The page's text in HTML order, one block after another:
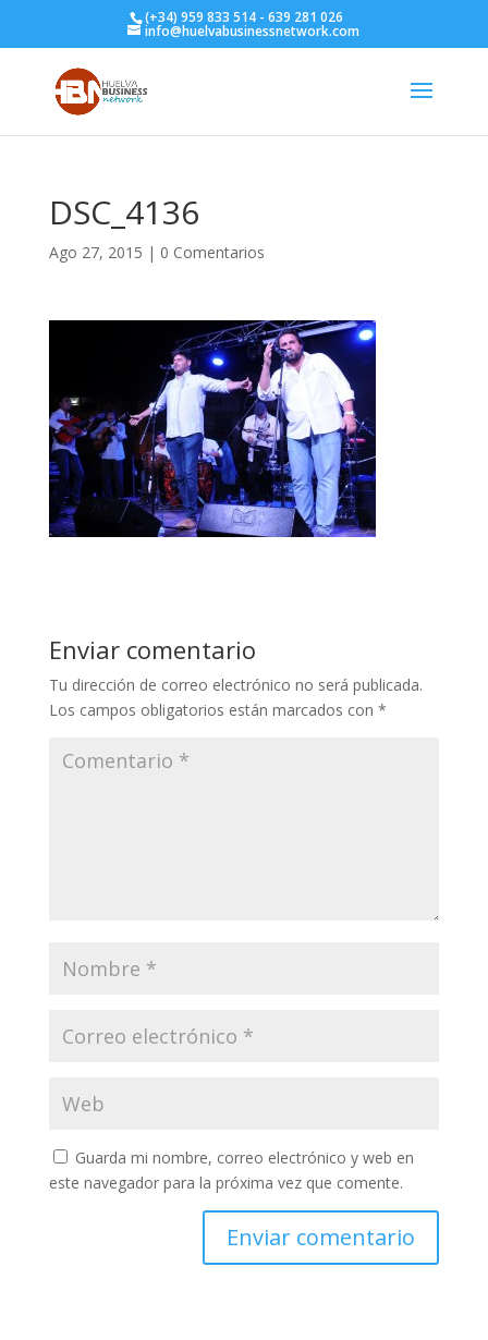
(+34) 959 833 514 - 639 281 026
info@huelvabusinessnetwork.com
DSC_4136
Ago 27, 2015 | 0 Comentarios
Enviar comentario
Tu dirección de correo electrónico no será publicada.
Los campos obligatorios están marcados con *
Guarda mi nombre, correo electrónico y web en
este navegador para la próxima vez que comente.